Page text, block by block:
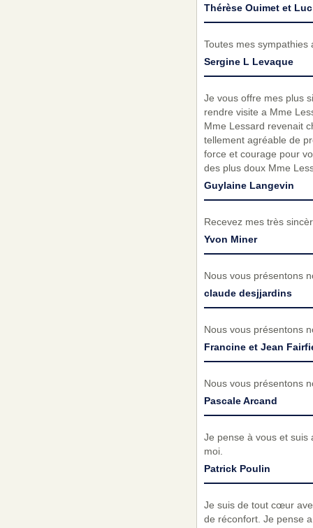
Thérèse Ouimet et
Toutes mes sympathies
Sergine L Levaque
Je vous offre mes plus
rendre visite a Mme
Mme Lessard revenait
tellement agréable de
force et courage pour
des plus doux Mme
Guylaine Langevin
Recevez mes très
Yvon Miner
Nous vous présentons
claude desjjardins
Nous vous présentons
Francine et Jean
Nous vous présentons
Pascale Arcand
Je pense à vous et suis
moi.
Patrick Poulin
Je suis de tout cœur
de réconfort. Je pense